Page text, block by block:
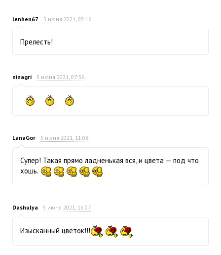
lenhen67 5 июня 2021, 05:16
Прелесть!
ninagri 5 июня 2021, 07:36
LanaGor 5 июня 2021, 11:08
Супер! Такая прямо ладненькая вся, и цвета — под что
хошь.
Dashulya 5 июня 2021, 13:07
Изысканный цветок!!!